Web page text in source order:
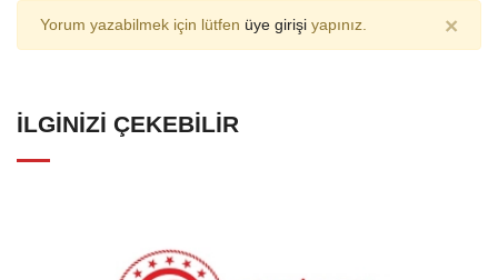
Yorum yazabilmek için lütfen üye girişi yapınız. ×
İLGINIZI ÇEKEBILIR